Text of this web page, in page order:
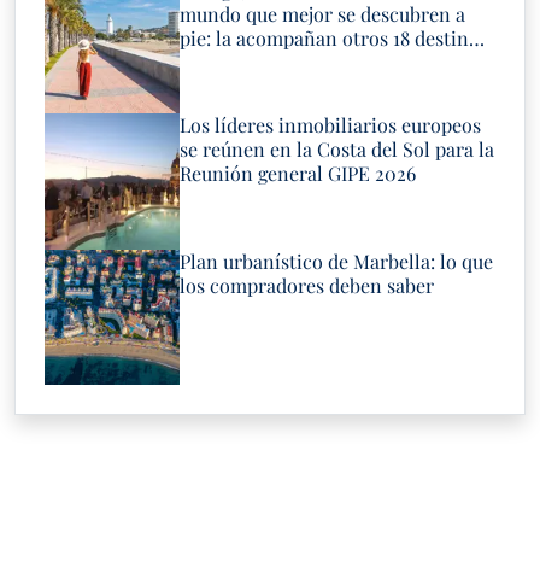
mundo que mejor se descubren a
pie: la acompañan otros 18 destinos
Los líderes inmobiliarios europeos
se reúnen en la Costa del Sol para la
Reunión general GIPE 2026
Plan urbanístico de Marbella: lo que
los compradores deben saber